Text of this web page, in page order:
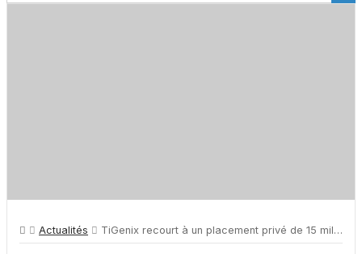
Actualités TiGenix recourt à un placement privé de 15 millions d’euros, le Nasdaq en suspens